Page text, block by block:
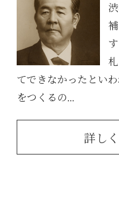
てできなかったとい
をつくるの...
詳し